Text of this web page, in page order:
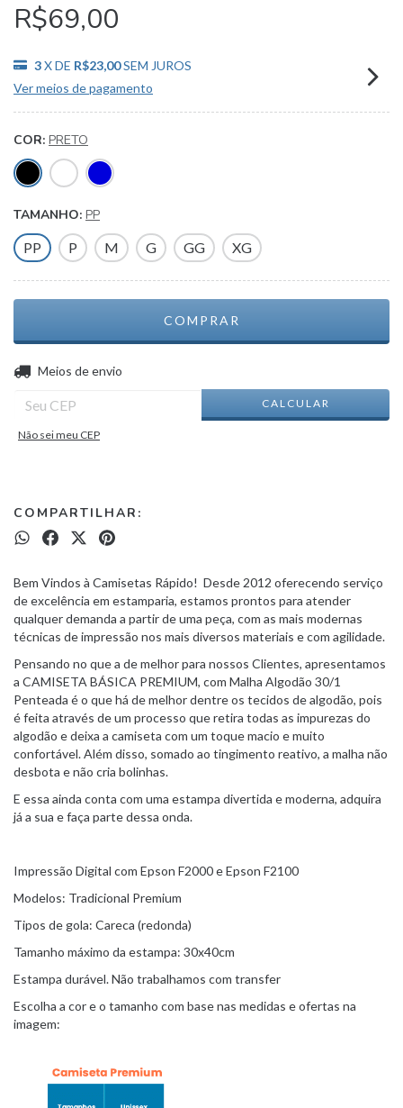
R$69,00
3X DE R$23,00SEM JUROS
Ver meios de pagamento
COR: PRETO
TAMANHO: PP
PP
P M G GG XG
Entregas para o CEP:
Meios de envio
CALCULAR
Não sei meu CEP
COMPARTILHAR:
Bem Vindos à Camisetas Rápido! Desde 2012 oferecendo serviço
de excelência em estamparia, estamos prontos para atender
qualquer demanda a partir de uma peça, com as mais modernas
técnicas de impressão nos mais diversos materiais e com agilidade.
Pensando no que a de melhor para nossos Clientes, apresentamos
a CAMISETA BÁSICA PREMIUM, com Malha Algodão 30/1
Penteada é o que há de melhor dentre os tecidos de algodão, pois
é feita através de um processo que retira todas as impurezas do
algodão e deixa a camiseta com um toque macio e muito
confortável. Além disso, somado ao tingimento reativo, a malha não
desbota e não cria bolinhas.
E essa ainda conta com uma estampa divertida e moderna, adquira
já a sua e faça parte dessa onda.
Impressão Digital com Epson F2000 e Epson F2100
Modelos: Tradicional Premium
Tipos de gola: Careca (redonda)
Tamanho máximo da estampa: 30x40cm
Estampa durável. Não trabalhamos com transfer
Escolha a cor e o tamanho com base nas medidas e ofertas na
imagem: